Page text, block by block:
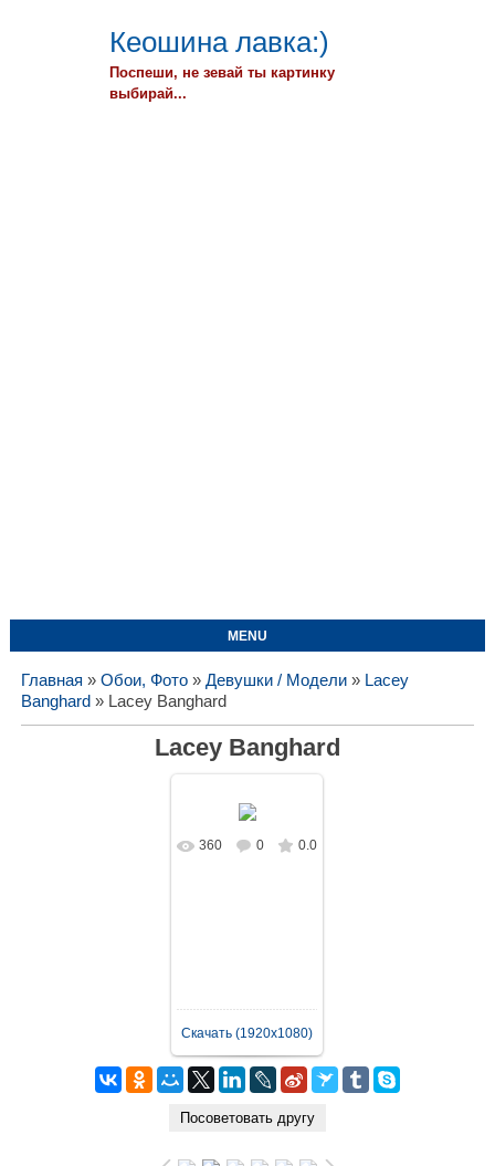
Кеошина лавка:)
Поспеши, не зевай ты картинку
выбирай...
MENU
Главная » Обои, Фото» Девушки / Модели» Lacey
Banghard » Lacey Banghard
Lacey Banghard
В реальном
360 0 0.0
Скачать (1920x1080)